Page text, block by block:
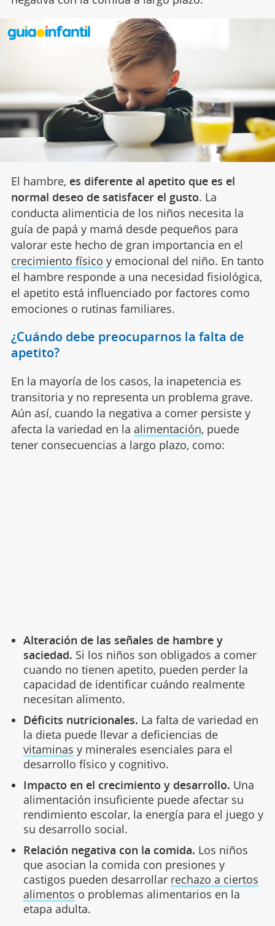
El hambre, es diferente al apetito que es el
normal deseo de satisfacer el gusto. La
conducta alimenticia de los niños necesita la
guía de papá y mamá desde pequeños para
valorar este hecho de gran importancia en el
crecimiento físico y emocional del niño. En tanto
el hambre responde a una necesidad fisiológica,
el apetito está influenciado por factores como
emociones o rutinas familiares.
¿Cuándo debe preocuparnos la falta de
apetito?
En la mayoría de los casos, la inapetencia es
transitoria y no representa un problema grave.
Aún así, cuando la negativa a comer persiste y
afecta la variedad en la alimentación, puede
tener consecuencias a largo plazo, como:
Alteración de las señales de hambre y
saciedad. Si los niños son obligados a comer
cuando no tienen apetito, pueden perder la
capacidad de identificar cuándo realmente
necesitan alimento.
Déficits nutricionales. La falta de variedad en
la dieta puede llevar a deficiencias de
vitaminas y minerales esenciales para el
desarrollo físico y cognitivo.
Impacto en el crecimiento y desarrollo. Una
alimentación insuficiente puede afectar su
rendimiento escolar, la energía para el juego y
su desarrollo social.
Relación negativa con la comida. Los niños
que asocian la comida con presiones y
castigos pueden desarrollar rechazo a ciertos
alimentos o problemas alimentarios en la
etapa adulta.